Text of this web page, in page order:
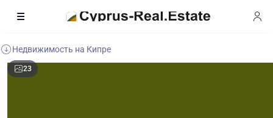
Недвижимость на Кипре
23